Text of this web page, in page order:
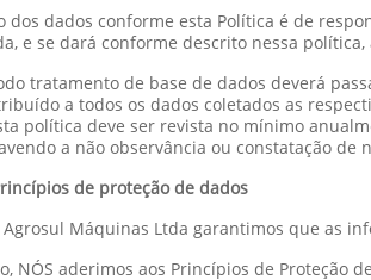
dos dados conforme esta Política é de
e se dará conforme descrito nessa
tratamento de base de dados deverá
a todos os dados coletados as
política deve ser revista no mínimo
a não observância ou constatação
de proteção de dados
Agrosul Máquinas Ltda garantimos que as
NÓS aderimos aos Princípios de Proteção